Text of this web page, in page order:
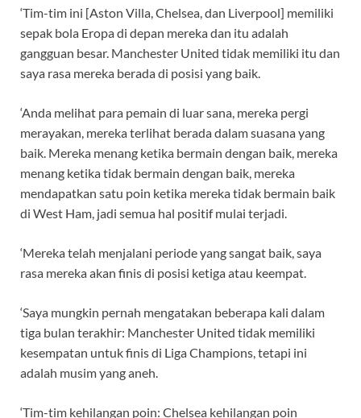
‘Tim-tim ini [Aston Villa, Chelsea, dan Liverpool] memiliki
sepak bola Eropa di depan mereka dan itu adalah
gangguan besar. Manchester United tidak memiliki itu dan
saya rasa mereka berada di posisi yang baik.
‘Anda melihat para pemain di luar sana, mereka pergi
merayakan, mereka terlihat berada dalam suasana yang
baik. Mereka menang ketika bermain dengan baik, mereka
menang ketika tidak bermain dengan baik, mereka
mendapatkan satu poin ketika mereka tidak bermain baik
di West Ham, jadi semua hal positif mulai terjadi.
‘Mereka telah menjalani periode yang sangat baik, saya
rasa mereka akan finis di posisi ketiga atau keempat.
‘Saya mungkin pernah mengatakan beberapa kali dalam
tiga bulan terakhir: Manchester United tidak memiliki
kesempatan untuk finis di Liga Champions, tetapi ini
adalah musim yang aneh.
‘Tim-tim kehilangan poin: Chelsea kehilangan poin